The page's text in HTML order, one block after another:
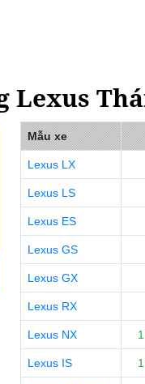
Lexus
Mẫu xe
Lexus LX
Lexus LS
Lexus ES
Lexus GS
Lexus GX
Lexus RX
Lexus NX
Lexus IS